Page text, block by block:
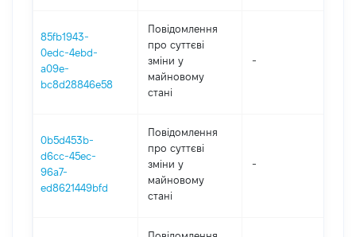
85fb1943-
0edc-4ebd-
a09e-
bc8d28846e58
Повідомлення
про суттєві
зміни y
майновому
стані
-
0b5d453b-
d6cc-45ec-
96a7-
ed8621449bfd
Повідомлення
про суттєві
зміни y
майновому
стані
-